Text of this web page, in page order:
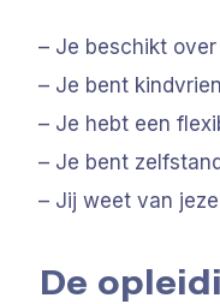
– Je beschikt
– Je bent
– Je hebt een
– Je bent
– Jij weet van
De